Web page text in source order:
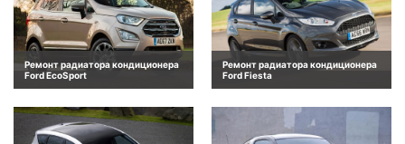
Ремонт радиатора кондиционера
Ford EcoSport
Ремонт радиатора кондиционера
Ford Fiesta